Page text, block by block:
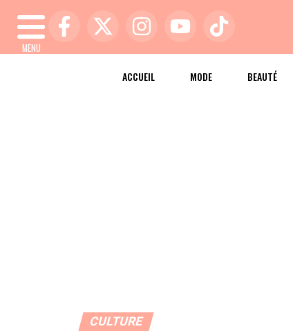
MENU
ACCUEIL MODE BEAUTÉ
CULTURE